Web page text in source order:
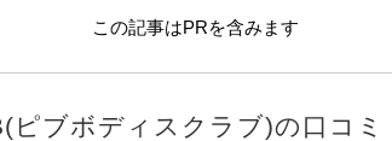
この記事はPRを含みます
ピブボディスクラブ)の口コミ